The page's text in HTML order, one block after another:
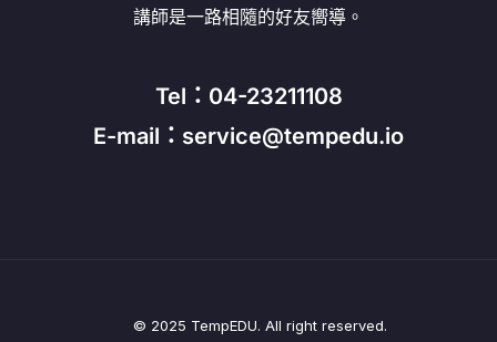
講師是一路相隨的好友嚮導。
Tel：04-23211108
E-mail：service@tempedu.io
© 2025 TempEDU. All right reserved.